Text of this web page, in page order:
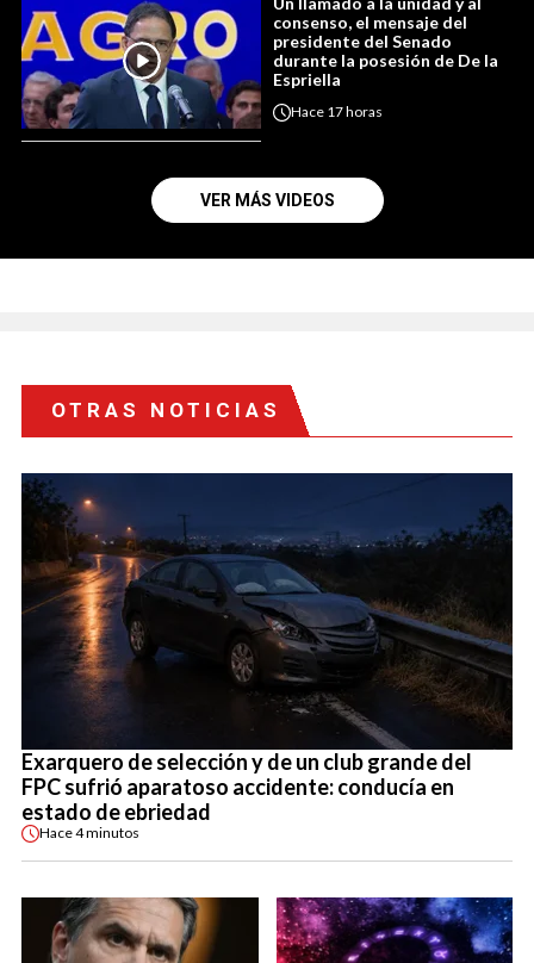
consenso, el mensaje del
presidente del Senado
durante la posesión de De la
Espriella
Hace 17 horas
VER MÁS VIDEOS
OTRAS NOTICIAS
Exarquero de selección y de un club grande del
FPC sufrió aparatoso accidente: conducía en
estado de ebriedad
Hace4 minutos